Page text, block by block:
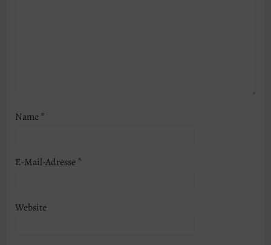
Name*
E-Mail-Adresse*
Website